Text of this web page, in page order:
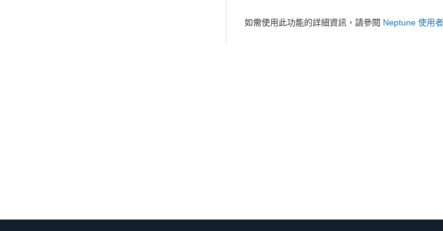
如需使用此功能的詳細資訊，請參閱 Neptune 使用